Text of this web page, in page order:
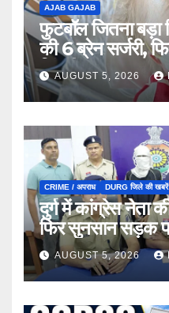
AJAB GAJAB
फुटबॉल जितना
की 6 ब्रेन सर्जरी,
जिंदगी…
AUGUST 5, 2026
CRIME / अपराध DURG जिले की खबरें
दुर्ग में कांग्रेस नेता
फिर सुनसान सड़क
खुला राज…
AUGUST 5, 2026